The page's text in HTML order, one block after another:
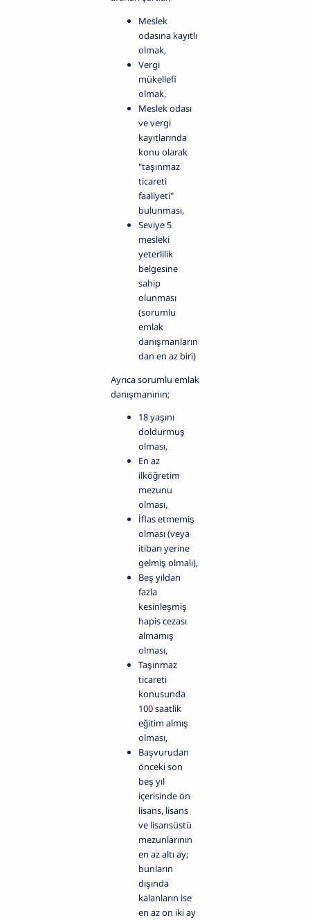
Meslek
odasına kayıtlı
olmak,
Vergi
mükellefi
olmak,
Meslek odası
ve vergi
kayıtlarında
konu olarak
"taşınmaz
ticareti
faaliyeti"
bulunması,
Seviye 5
mesleki
yeterlilik
belgesine
sahip
olunması
(sorumlu
emlak
danışmanların
dan en az biri)
Ayrıca sorumlu emlak
danışmanının;
18 yaşını
doldurmuş
olması,
En az
ilköğretim
mezunu
olması,
İflas etmemiş
olması (veya
itibarı yerine
gelmiş olmalı),
Beş yıldan
fazla
kesinleşmiş
hapis cezası
almamış
olması,
Taşınmaz
ticareti
konusunda
100 saatlik
eğitim almış
olması,
Başvurudan
önceki son
beş yıl
içerisinde ön
lisans, lisans
ve lisansüstü
mezunlarının
en az altı ay;
bunların
dışında
kalanların ise
en az on iki ay